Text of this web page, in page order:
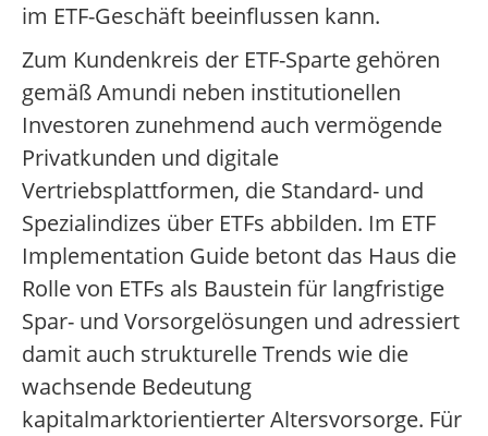
im ETF-Geschäft beeinflussen kann.
Zum Kundenkreis der ETF-Sparte gehören
gemäß Amundi neben institutionellen
Investoren zunehmend auch vermögende
Privatkunden und digitale
Vertriebsplattformen, die Standard- und
Spezialindizes über ETFs abbilden. Im ETF
Implementation Guide betont das Haus die
Rolle von ETFs als Baustein für langfristige
Spar- und Vorsorgelösungen und adressiert
damit auch strukturelle Trends wie die
wachsende Bedeutung
kapitalmarktorientierter Altersvorsorge. Für